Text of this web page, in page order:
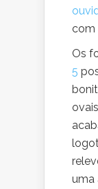
com
Os
5
uma